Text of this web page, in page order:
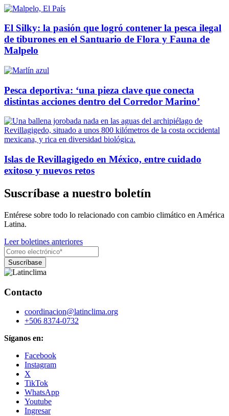
El Silky: la pasión que logró contener la pesca ilegal
de tiburones en el Santuario de Flora y Fauna de
Malpelo
Pesca deportiva: ‘una pieza clave que conecta
distintas acciones dentro del Corredor Marino’
Islas de Revillagigedo en México, entre cuidado
exitoso y nuevos retos
Suscríbase a nuestro boletín
Entérese sobre todo lo relacionado con cambio climático en América
Latina.
Leer boletines anteriores
Contacto
coordinacion@latinclima.org
+506 8374-0732
Síganos en:
Facebook
Instagram
X
TikTok
WhatsApp
Youtube
Ingresar